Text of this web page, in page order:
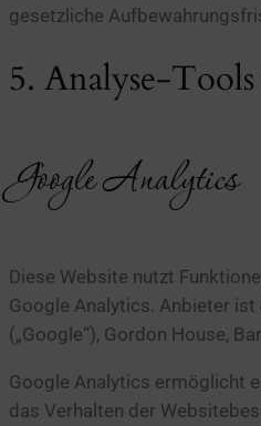
gesetzliche
5. Analyse-
Google Analytics
Diese Website nutzt
Google Analytics. Anbieter
(„Google“), Gordon House,
Google Analytics ermöglicht
das Verhalten der